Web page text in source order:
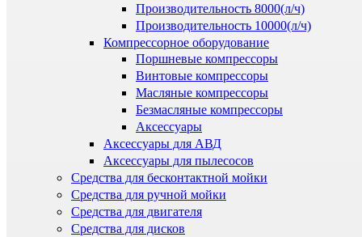
Производительность 8000(л/ч)
Производительность 10000(л/ч)
Компрессорное оборудование
Поршневые компрессоры
Винтовые компрессоры
Масляные компрессоры
Безмасляные компрессоры
Аксессуары
Аксессуары для АВД
Аксессуары для пылесосов
Средства для бесконтактной мойки
Средства для ручной мойки
Средства для двигателя
Средства для дисков